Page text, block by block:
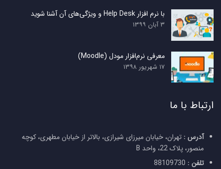
با نرم افزار Help Desk و ویژگی‌های آن آشنا شوید
۳ آبان ۱۳۹۹
معرفی نرم‌افزار مودل (Moodle)
۱۷ شهریور ۱۳۹۸
ارتباط با ما
آدرس : تهران، خیابان میرزای شیرازی، بالاتر از خیابان مطهری، کوچه
منصور، پلاک 22، واحد B
تلفن :